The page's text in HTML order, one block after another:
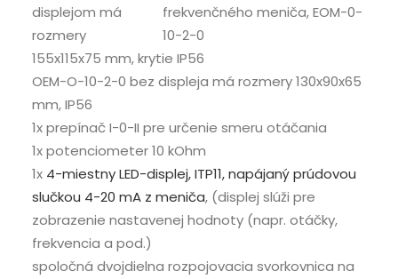
displejom má
rozmery
155x115x75 mm, krytie IP56
OEM-O-10-2-0 bez displeja má rozmery 130x90x65
mm, IP56
1x prepínač I-0-II pre určenie smeru otáčania
1x potenciometer 10 kOhm
1x 4-miestny LED-displej, ITP11, napájaný prúdovou
slučkou 4-20 mA z meniča, (displej slúži pre
zobrazenie nastavenej hodnoty (napr. otáčky,
frekvencia a pod.)
spoločná dvojdielna rozpojovacia svorkovnica na